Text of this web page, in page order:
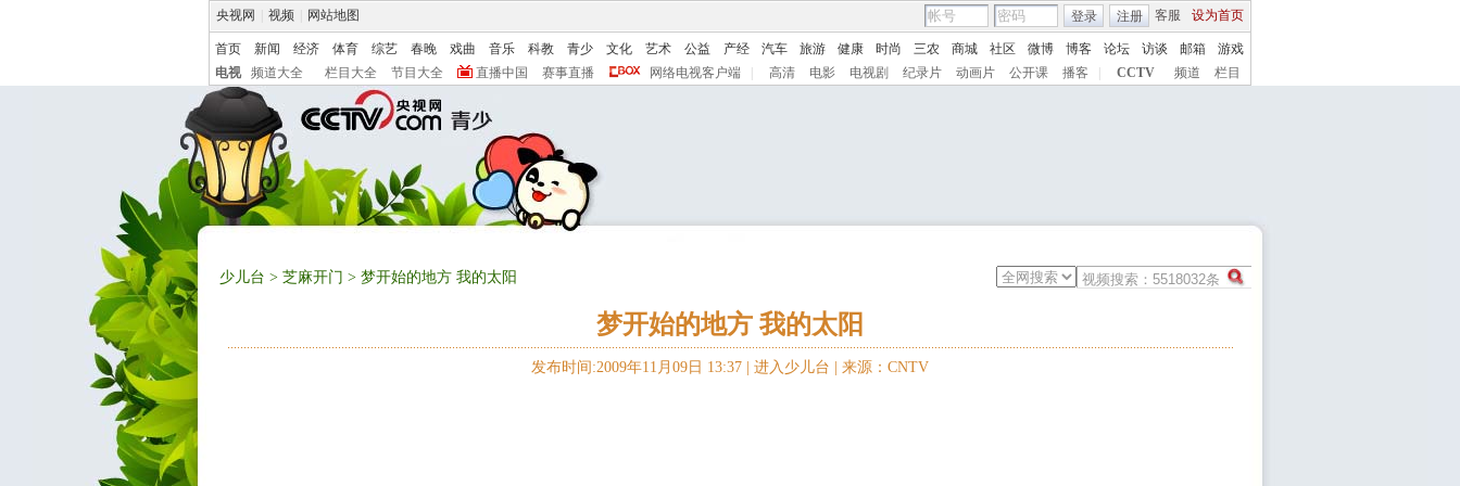
央视网 视频 网站地图 客服 设为首页
登录 注册
首页 新闻 经济 体育 综艺 春晚 戏曲 音乐 科教 青少 文化 艺术 公益 产经 汽车 旅游 健康 时尚 三农 商城 社区 微博 博客 论坛 访谈 邮箱
游戏
电视
频道大全 栏目大全 节目大全 直播中国 赛事直播 网络电视客户端 高清 电影 电视剧 纪录片 动画片 公开课 播客 CCTV 频道 栏目
少儿台 > 芝麻开门 > 梦开始的地方 我的太阳
梦开始的地方 我的太阳
发布时间:2009年11月09日 13:37 | 进入少儿台 来源：CNTV